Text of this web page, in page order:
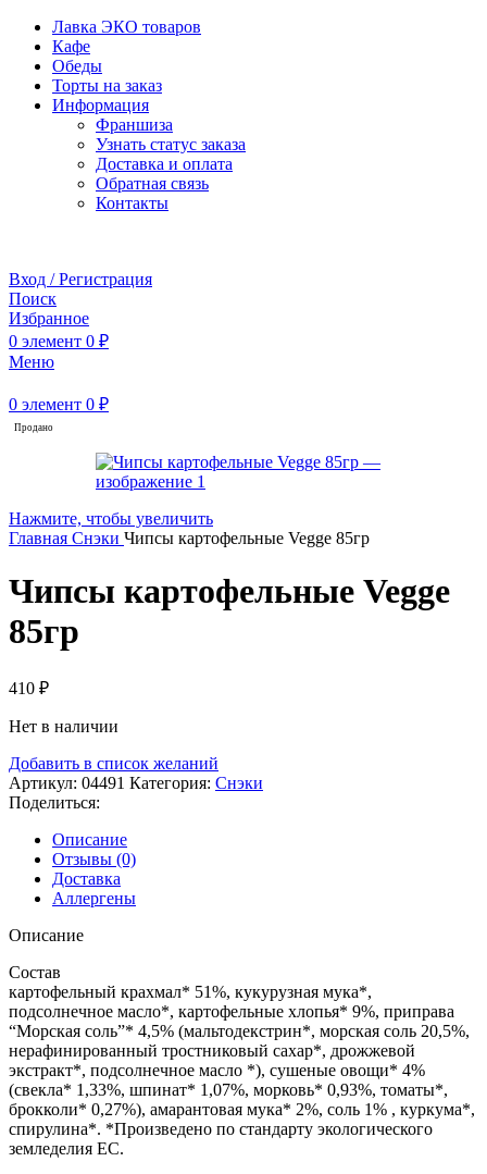
Лавка ЭКО товаров
Кафе
Обеды
Торты на заказ
Информация
Франшиза
Узнать статус заказа
Доставка и оплата
Обратная связь
Контакты
Вход / Регистрация
Поиск
Избранное
0 элемент 0 ₽
Меню
0 элемент 0 ₽
Продано
Нажмите, чтобы увеличить
Главная Снэки Чипсы картофельные Vegge 85гр
Чипсы картофельные Vegge
85гр
410 ₽
Нет в наличии
Добавить в список желаний
Артикул: 04491 Категория: Снэки
Поделиться:
Описание
Отзывы (0)
Доставка
Аллергены
Описание
Состав
картофельный крахмал* 51%, кукурузная мука*,
подсолнечное масло*, картофельные хлопья* 9%, приправа
“Морская соль”* 4,5% (мальтодекстрин*, морская соль 20,5%,
нерафинированный тростниковый сахар*, дрожжевой
экстракт*, подсолнечное масло *), сушеные овощи* 4%
(свекла* 1,33%, шпинат* 1,07%, морковь* 0,93%, томаты*,
брокколи* 0,27%), амарантовая мука* 2%, соль 1% , куркума*,
спирулина*. *Произведено по стандарту экологического
земледелия ЕС.